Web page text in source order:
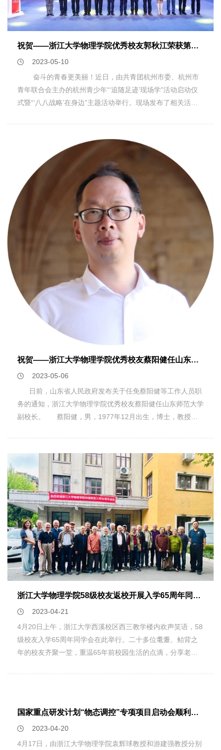
维” 与同学们分享了本科毕业后的工作经历、创业动机以及创
业历程，鼓励同学们要不怕吃苦、善于观察、勇于担当，遇到
弃。胜利者永远不会放弃，放弃者永远不会成功。同时他还介
绍了公司的发展历程、企业文化等方面的内容。 高军民学长
结合自身三十多年的工作经验向同学们介绍了科研成果孵化行
业的现状和前景。他勉励同学们要善于利用自己专业知识去发
现实际生活中的问题，将理论知识转化为技术成果。 李洋学
宣传和推广。他告诉同学们在大学要学好专业知识，打下坚实
基础，注重平时积累，要敢于和善于实践。 三位校友还与在
场同学进行了互动和交流，分享了许多实用的“过来人”经
验。 此次“杰出校友企业家交流会”活动不仅增进了学院和校
友企业家的互动，在实现校企共赢、协同创新方面向前迈进了
一大步；同时也是学院落实“访企拓岗”的具体行动，提升了同
学们的创业思维和就业能力。
祝贺——浙江大学物理学院优秀校友郭秋江荣获第十四届“最美杭州人十佳来杭创业创新青年
2023-05-10
奋斗的青春更美丽！近日，由共青团杭州市委、杭州市
青年联合会主办的杭州青少年“‘追随足迹’现场学”活动启动仪
式暨“‘八八战略’在身边”主题活动举行。现场发布了相关活
届“最美杭州人十佳来杭创业创新青年。 因儿时的一本书
与物理结缘，从新疆到杭州，郭秋江跨越3850公里的距离，
只为实现儿时梦想。走过20公里的毅行，跑过21公里的半
马，他感慨坚持到最后才能看到胜利的曙光。在浙江大学物理
学院求学的9年里，郭秋江一直坚守着他的梦想，并日复一
日、持之以恒地为之付出努力。 郭秋江研究方向是超导
计算与量子模拟，师从王浩华教授。博士期间，他共发表了
11篇论文，其中以第一作者的身份分别在Nature Physics、
Physical Review Letters发表了研究成果。在校期间他曾获得
浙江大学校设最高层次奖学金——竺可桢奖学金。 心之
所向，身之所往，道阻且长，行则将至。当年那个手捧《科学
家的故事》的小男孩，如今已在追梦的路上越走越远。“但愿
自己以后不会欠浙大一个杰出校友”，这句在浙大120周年校
庆时写下的话，一直激励郭秋江在未来的征程中继续直挂云
帆，乘风破浪。
祝贺——浙江大学物理学院优秀校友蔡阳健任山东师范大学副校长
2023-05-06
日前，山东省人民政府发布关于任免蔡阳健等工作人员职
务的通知，浙江大学物理学院优秀校友蔡阳健任山东师范大学
副校长。 蔡阳健，男，1977年12月出生，博士，教授、
者。2000年毕业于浙江大学物理系，获物理学专业学士学
位；2005年毕业于浙江大学物理系，获物理学专业博士学
位，导师林强教授；2006年毕业于瑞典皇家理工学院，获电
磁场理论专业博士学位。2003.9-2004.8，香港浸会大学物理
系交流博士生。2006.12-2009.1在德国爱尔兰根马普光学研
究所（原爱尔兰根马普光学研究组）从事博士后研究，并获德
国洪堡基金。2009.2-2022.8,苏州大学任特聘教授、博士生导
师。2013.3-2015.2担任国家自然科学基金委物理一处流动项
目主任。2016年入选江苏特聘教授。2018年被聘为山东师范
大学物理与电子科学学院院长，创立了山东师范大学光场调控
及应用中心，担任山东省光场调控工程技术中心主任、山东省
光学与光子器件技术重点实验室主任。 蔡阳健教授长期从
事光场调控及应用、光束传输与控制、光学成像、大气光学、
微纳操控等研究，在权威刊物发表SCI收录论文400多篇，发
表邀请综述论文20篇，英文专著章节2章，所发表论文被引
14000多次，获中国发明专利授权58项、美国发明专利1项。
优秀科研成果奖一等奖、浙江省自然科学优秀论文一等奖、江
科学基金、国家自然科学基金重大项目课题、国家自然科学基
金重大研究计划重点项目、国家重点研发计划项目课题、国家
浙江大学物理学院58级校友返校开展入学65周年同学会活动
2023-04-21
4月20日上午，浙江大学西溪校区西三教学楼内欢声笑语，58
级校友入学65周年同学会在此举行。二十多位耄耋、鲐背之
年的校友齐聚一堂，重温65年前校园生活的点滴，分享老同
介绍完之后，王凯与各位校友聊起了学院的历史变迁，交谈间
校友们仿佛回到了意气风发、恣意飞扬的青春岁月，当年的课
堂、当年的脸庞、当年的一砖一瓦，都让这些心系母校的老人
国家重点研发计划“物态调控”专项项目启动会顺利召开
2023-04-20
4月17日，由浙江大学物理学院袁辉球教授和游建强教授分别